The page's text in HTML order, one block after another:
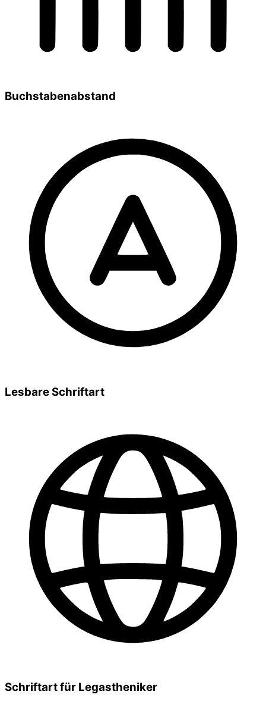
Buchstabenabstand
Lesbare Schriftart
Schriftart für Legastheniker